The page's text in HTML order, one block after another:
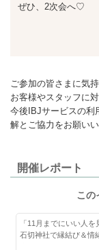
ぜひ、2次会へ♡
ご参加の皆さまに気
お客様やスタッフに
今後IBJサービスの利
解とご協力をお願いい
開催レポート
この
「11月までにいい人を
石切神社で縁結び＆情